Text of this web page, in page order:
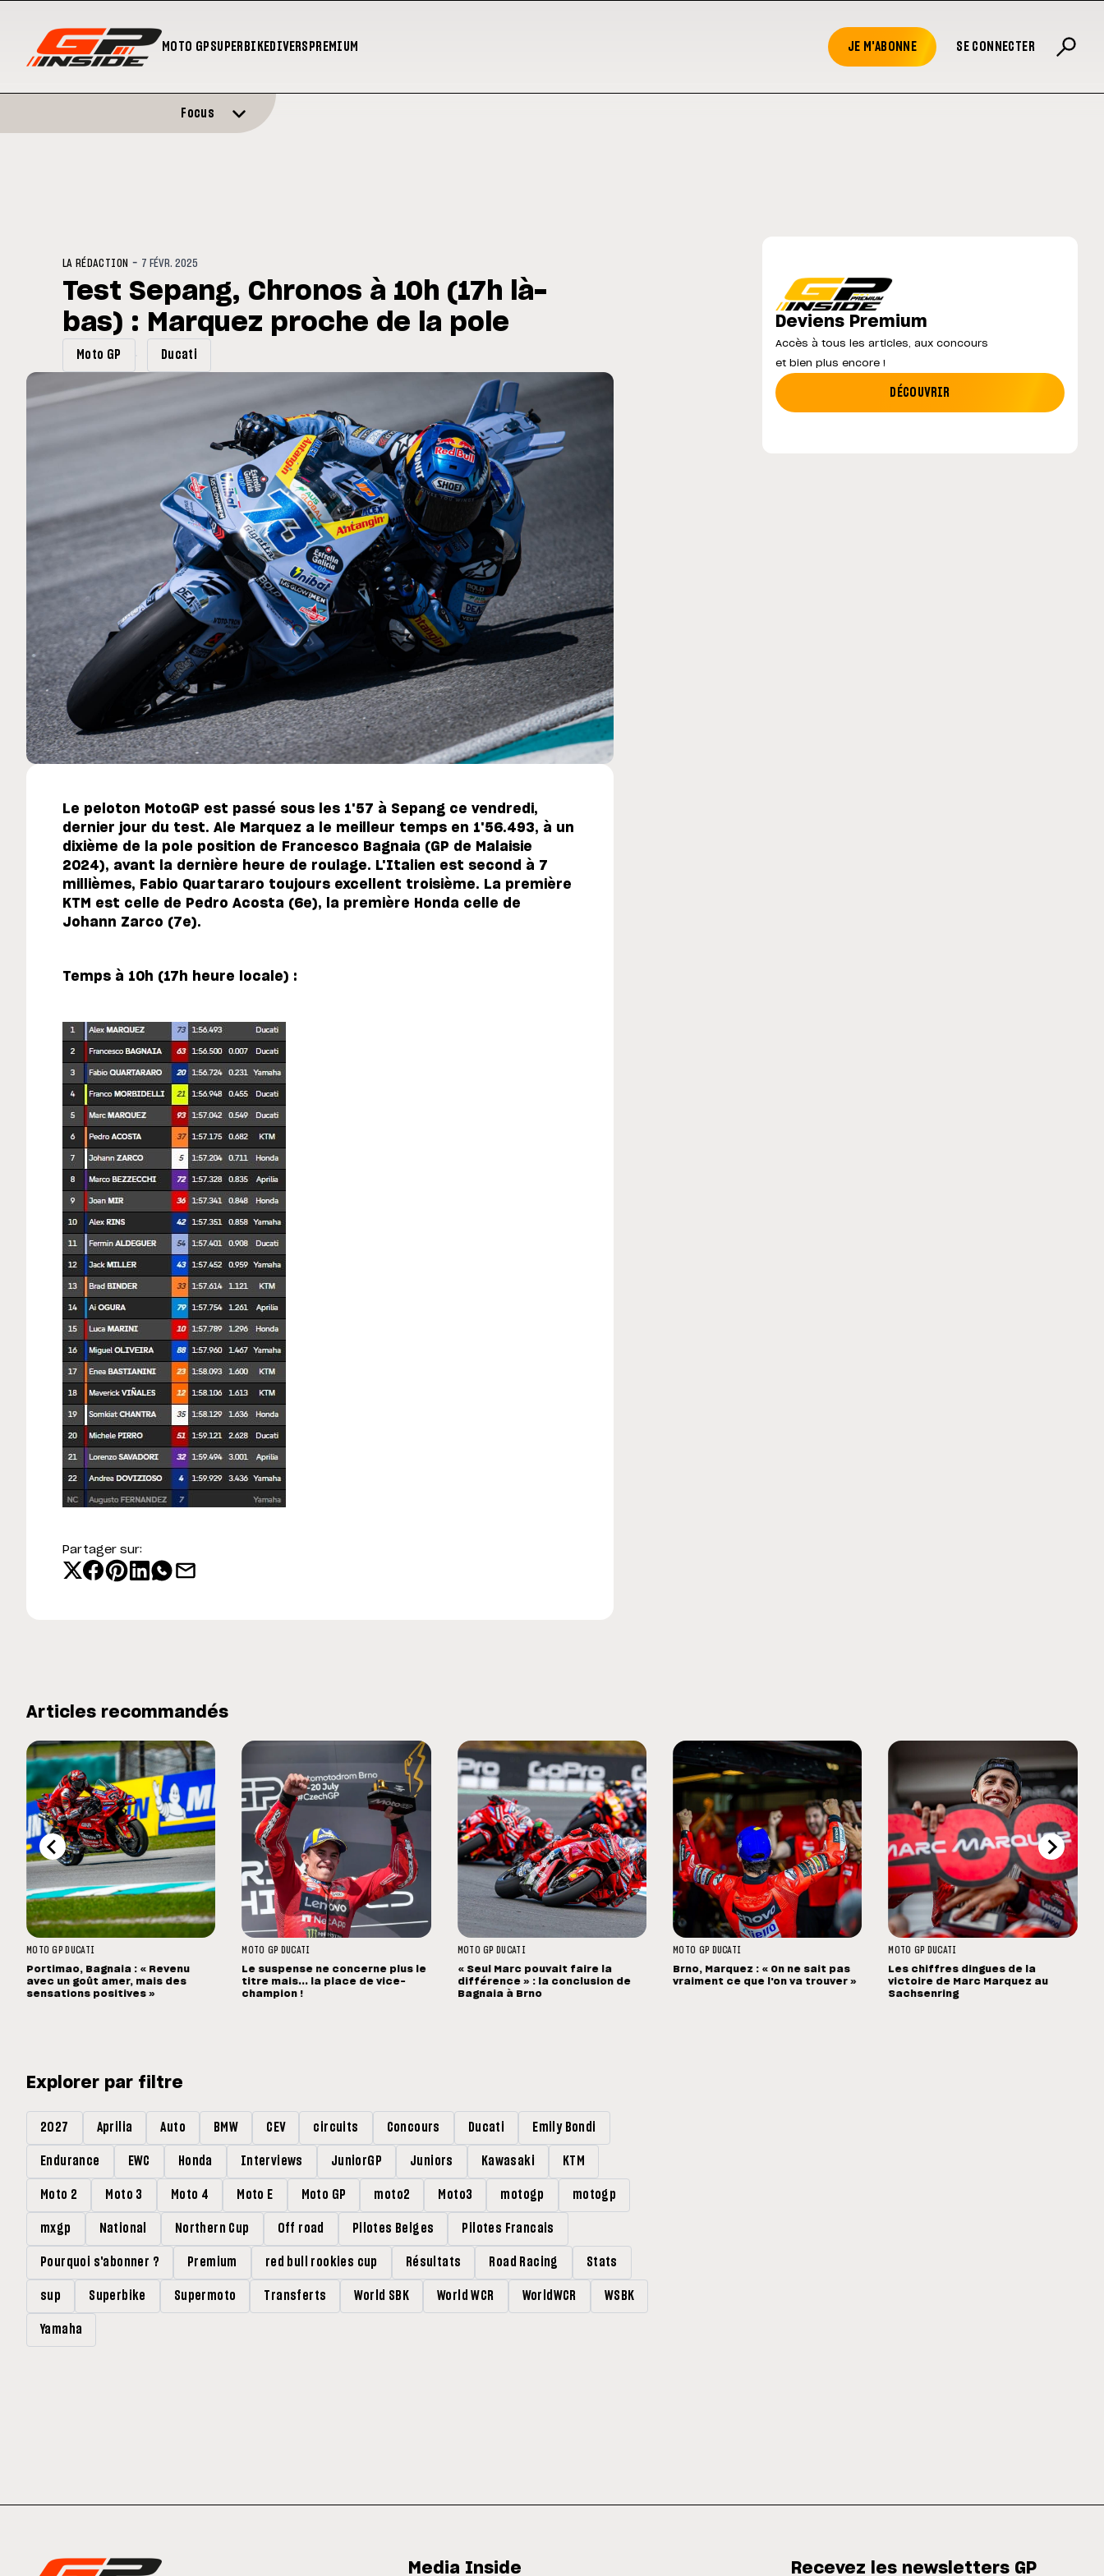
MOTO GPSUPERBIKEDIVERS PREMIUM JE M'ABONNE SE CONNECTER
club spécial dans
MOTO GP
Zarco évite l'opération et vise un retour en
septembre
MotoGP : les cinq constructeurs signent un
Focus
LA RÉDACTION - 7 FÉVR. 2025
Test Sepang, Chronos à 10h (17h là-
bas) : Marquez proche de la pole
Moto GP Ducati
Le peloton MotoGP est passé sous les 1'57 à Sepang ce vendredi,
dernier jour du test. Ale Marquez a le meilleur temps en 1'56.493, à un
dixième de la pole position de Francesco Bagnaia (GP de Malaisie
2024), avant la dernière heure de roulage. L'Italien est second à 7
millièmes, Fabio Quartararo toujours excellent troisième. La première
KTM est celle de Pedro Acosta (6e), la première Honda celle de
Johann Zarco (7e).
Temps à 10h (17h heure locale) :
Partager sur:
Deviens Premium
Accès à tous les articles, aux concours
et bien plus encore !
DÉCOUVRIR
Articles recommandés
MOTO GP DUCATI
Portimao, Bagnaia : « Revenu
avec un goût amer, mais des
sensations positives »
MOTO GP DUCATI
Le suspense ne concerne plus le
titre mais... la place de vice-
champion !
MOTO GP DUCATI
« Seul Marc pouvait faire la
différence » : la conclusion de
Bagnaia à Brno
MOTO GP DUCATI
Brno, Marquez : « On ne sait pas
vraiment ce que l'on va trouver »
MOTO GP DUCATI
Les chiffres dingues de la
victoire de Marc Marquez au
Sachsenring
Explorer par filtre
2027 Aprilia Auto BMW CEV circuits Concours Ducati Emily Bondi
Endurance EWC Honda Interviews JuniorGP Juniors Kawasaki KTM
Moto 2 Moto 3 Moto 4 Moto E Moto GP moto2 Moto3 motogp motogp
mxgp National Northern Cup Off road Pilotes Belges Pilotes Francais
Pourquoi s'abonner ? Premium red bull rookies cup Résultats Road Racing Stats
sup Superbike Supermoto Transferts World SBK World WCR WorldWCR WSBK
Yamaha
Media Inside Recevez les newsletters GP